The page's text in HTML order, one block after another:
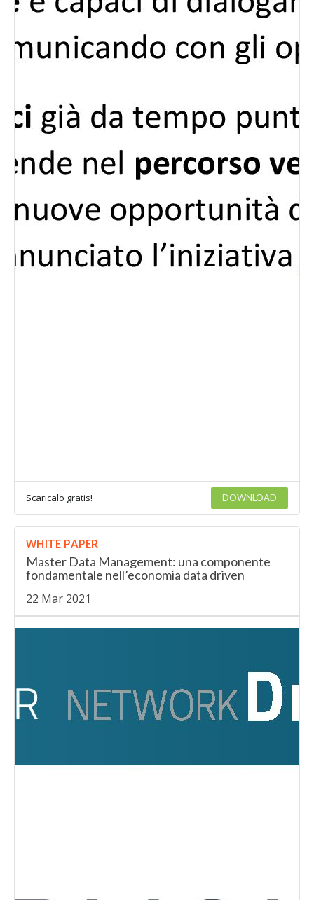
Scaricalo gratis! DOWNLOAD
WHITE PAPER
Master Data Management: una componente
fondamentale nell’economia data driven
22 Mar 2021